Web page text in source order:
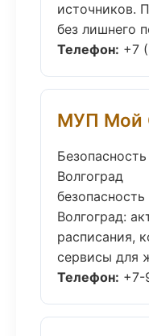
источников.
без лишнего
Телефон: +7
МУП Мой
Волгоград
Волгоград:
расписания,
сервисы для
Телефон: +7-